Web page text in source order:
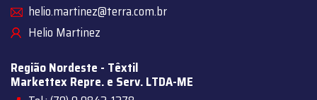
helio.martinez@terra.com.br
Helio Martinez
Região Nordeste - Têxtil
Markettex Repre. e Serv. LTDA-ME